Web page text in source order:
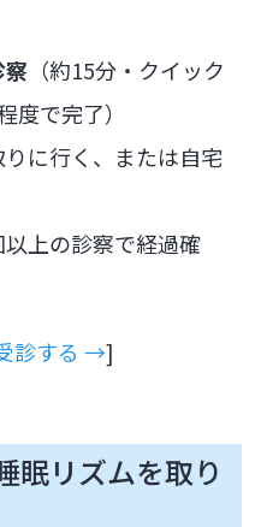
察 （約15分・クイック
度で完了）
に行く、または自宅
上の診察で経過確
診する →]
眠リズムを取り